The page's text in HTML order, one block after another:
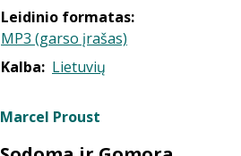
Leidinio formatas:
MP3 (garso įrašas)
Kalba: Lietuvių
Marcel Proust